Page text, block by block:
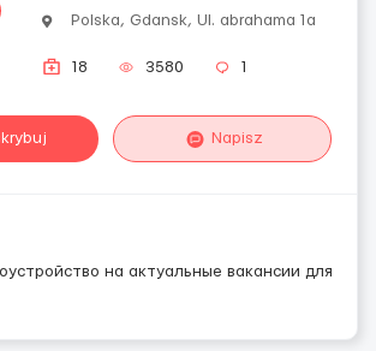
Polska, Gdansk, Ul. abrahama 1a
18 3580 1
Napisz
на актуальные вакансии для